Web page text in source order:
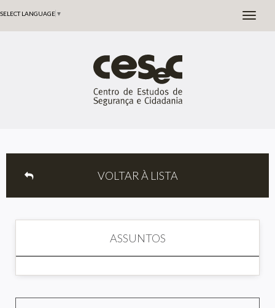
SELECT LANGUAGE ▼
VOLTAR À LISTA
ASSUNTOS